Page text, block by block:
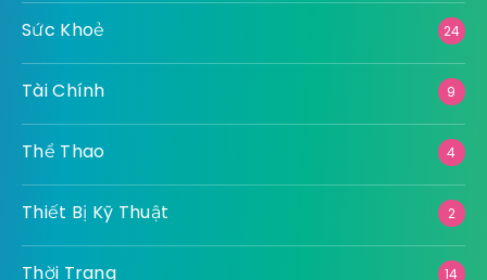
Sức Khoẻ 24
Tài Chính 9
Thể Thao 4
Thiết Bị Kỹ Thuật 2
Thời Trang 14